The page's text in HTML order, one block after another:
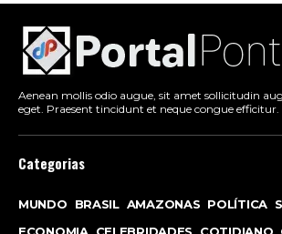
Aenean mollis odio augue, sit amet sollicitudin
eget. Praesent tincidunt et neque congue efficitur.
Categorias
MUNDO BRASIL AMAZONAS POLÍTICA